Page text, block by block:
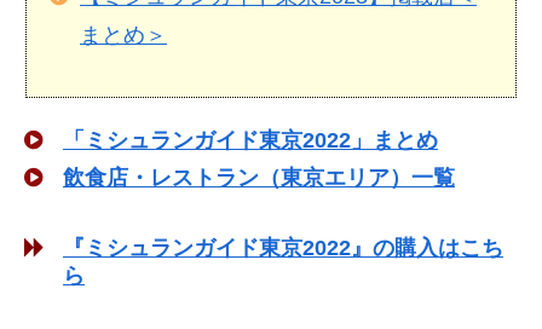
まとめ＞
「ミシュランガイド東京2022」まとめ
飲食店・レストラン（東京エリア）一覧
『ミシュランガイド東京2022』の購入はこち
ら